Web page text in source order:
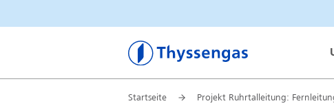
Thyssengas GmbH
Startseite Projekt Ruhrtalleitung: